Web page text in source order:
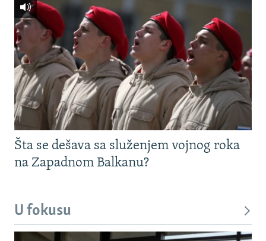
Šta se dešava sa služenjem vojnog roka
na Zapadnom Balkanu?
U fokusu